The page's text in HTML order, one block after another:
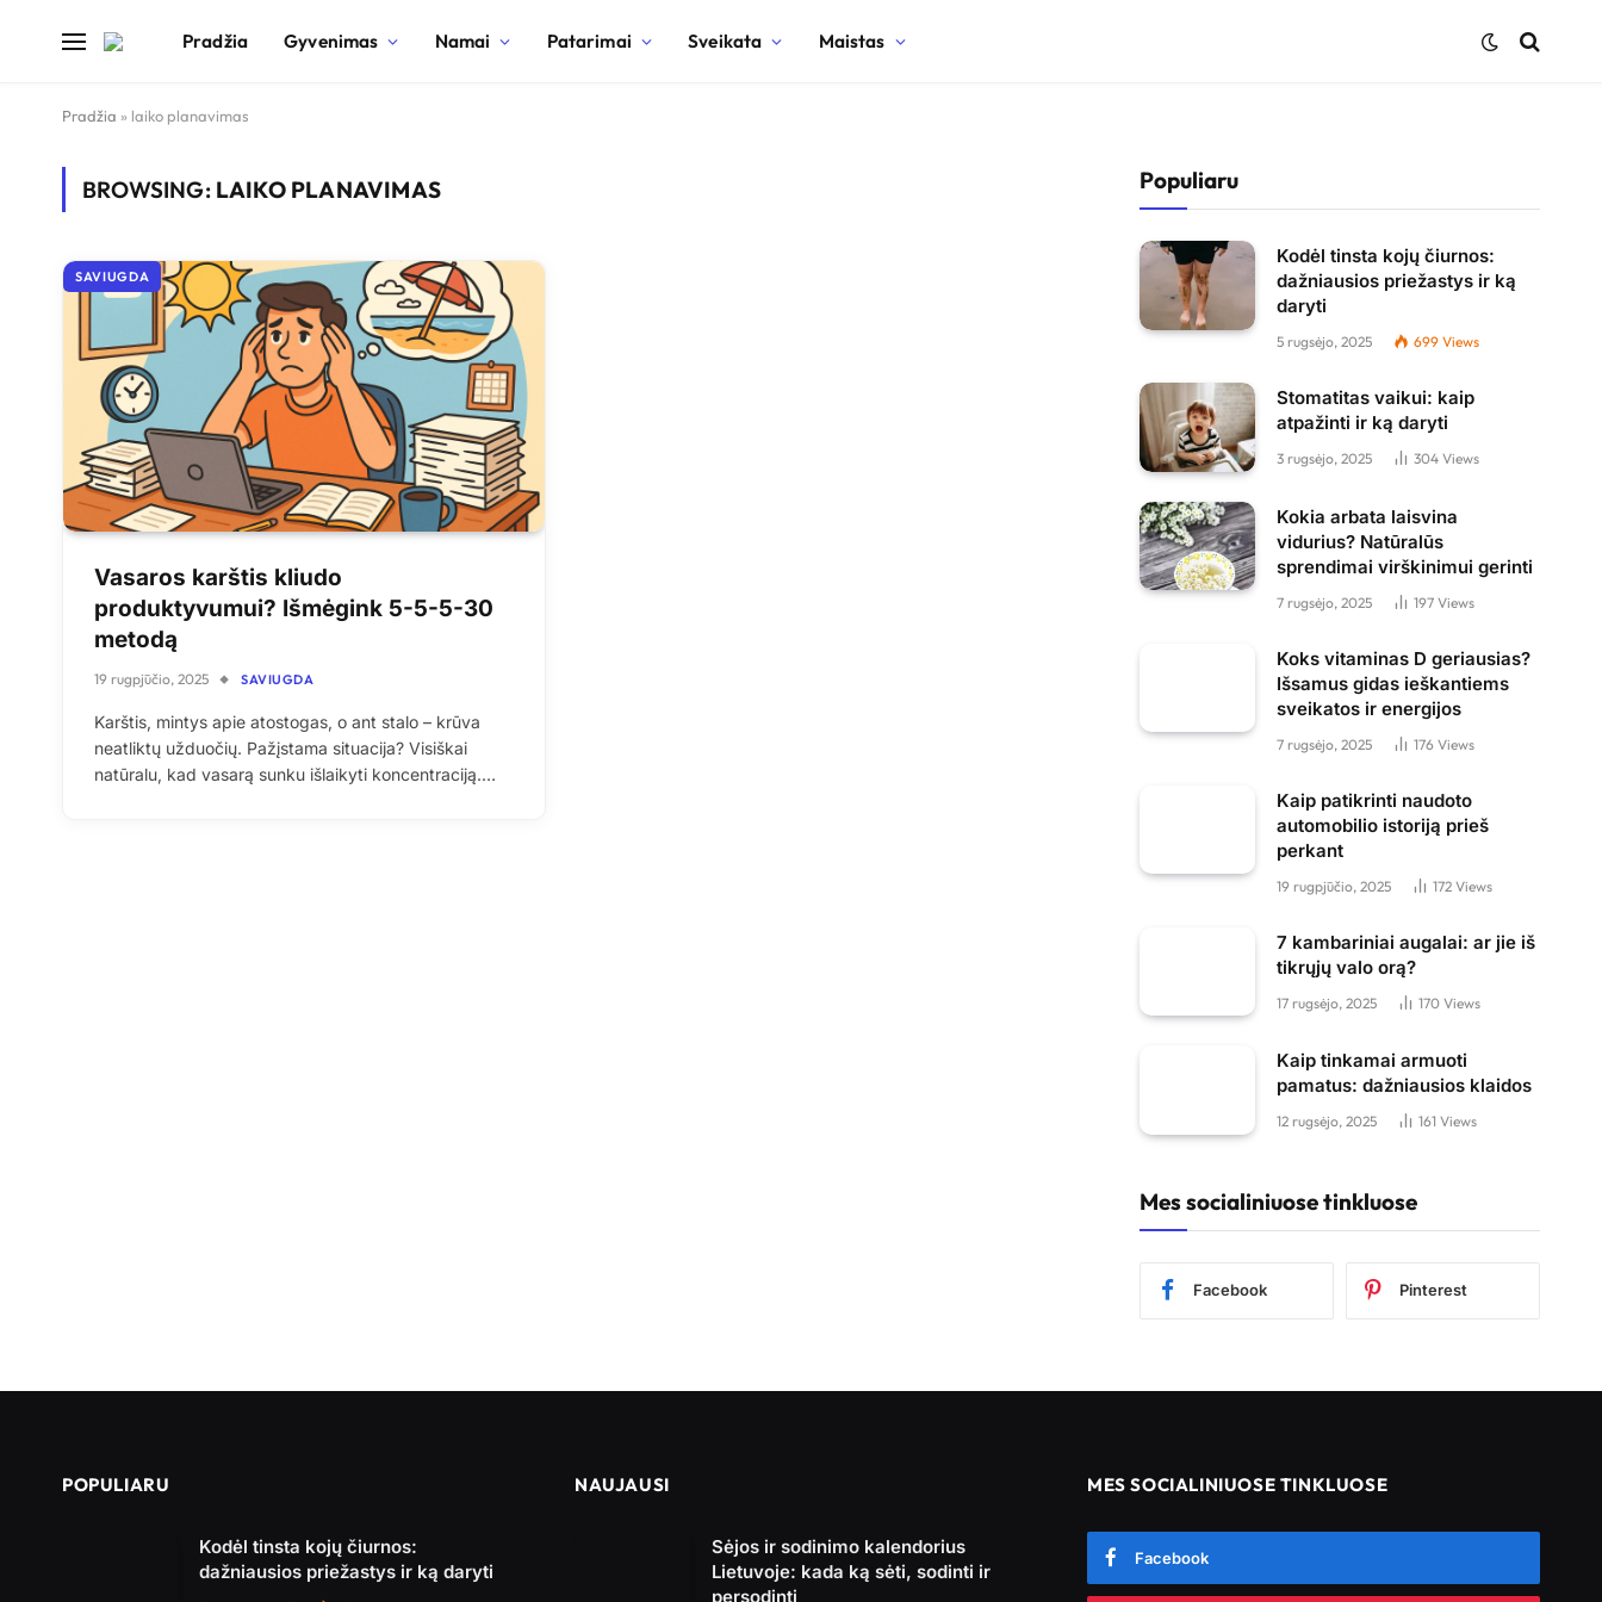
Pradžia Gyvenimas Namai Patarimai Sveikata Maistas
Pradžia » laiko planavimas
BROWSING: LAIKO PLANAVIMAS
SAVIUGDA
Vasaros karštis kliudo
produktyvumui? Išmėgink 5-5-5-30
metodą
19 rugpjūčio, 2025 SAVIUGDA
Karštis, mintys apie atostogas, o ant stalo – krūva
neatliktų užduočių. Pažįstama situacija? Visiškai
natūralu, kad vasarą sunku išlaikyti koncentraciją.…
Populiaru
Kodėl tinsta kojų čiurnos:
dažniausios priežastys ir ką
daryti
5 rugsėjo, 2025 699 Views
Stomatitas vaikui: kaip
atpažinti ir ką daryti
3 rugsėjo, 2025 304 Views
Kokia arbata laisvina
vidurius? Natūralūs
sprendimai virškinimui gerinti
7 rugsėjo, 2025 197 Views
Koks vitaminas D geriausias?
Išsamus gidas ieškantiems
sveikatos ir energijos
7 rugsėjo, 2025 176 Views
Kaip patikrinti naudoto
automobilio istoriją prieš
perkant
19 rugpjūčio, 2025 172 Views
7 kambariniai augalai: ar jie iš
tikrųjų valo orą?
17 rugsėjo, 2025 170 Views
Kaip tinkamai armuoti
pamatus: dažniausios klaidos
12 rugsėjo, 2025 161 Views
Mes socialiniuose tinkluose
Facebook Pinterest
POPULIARU
Kodėl tinsta kojų čiurnos:
dažniausios priežastys ir ką daryti
NAUJAUSI
Sėjos ir sodinimo kalendorius
Lietuvoje: kada ką sėti, sodinti ir
persodinti
MES SOCIALINIUOSE TINKLUOSE
Facebook